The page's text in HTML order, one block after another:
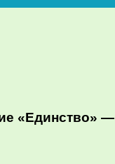
«Единство» —